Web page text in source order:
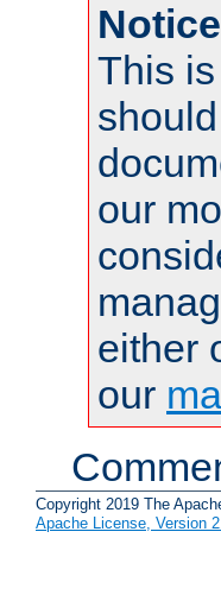
This
our
either
our
Copyright 2019 The
Apache License, Version